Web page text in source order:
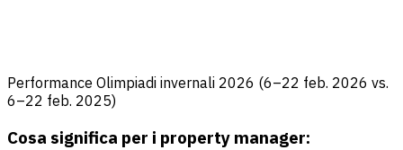
Performance Olimpiadi invernali 2026 (6–22 feb. 2026 vs.
6–22 feb. 2025)
Cosa significa per i property manager: